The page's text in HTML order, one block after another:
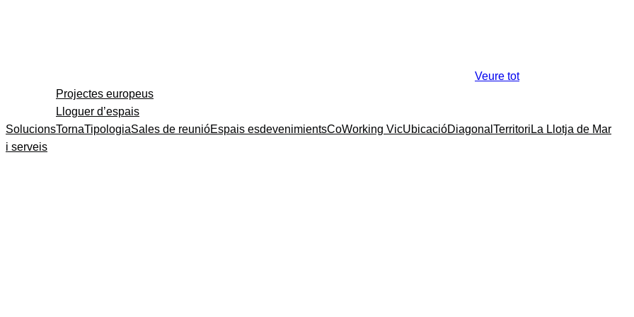
Solucions
i serveis
Veure tot
Projectes europeus
Lloguer d’espais
TornaTipologiaSales de reunióEspais esdevenimientsCoWorking VicUbicacióDiagonal TerritoriLa Llotja de Mar